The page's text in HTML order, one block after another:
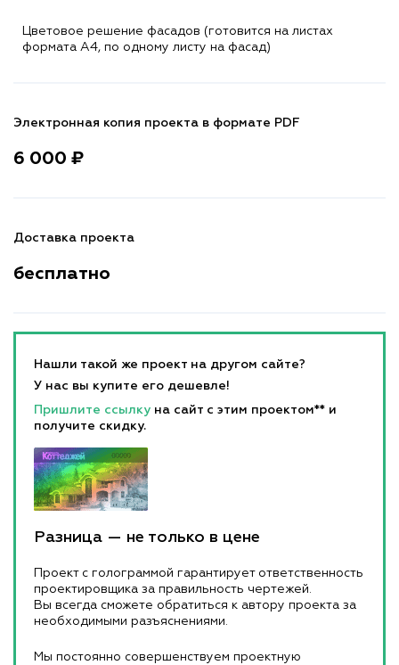
Цветовое решение фасадов (готовится на листах
формата A4, по одному листу на фасад)
Электронная копия проекта в формате PDF
6 000 ₽
Доставка проекта
бесплатно
Нашли такой же проект на другом сайте?
У нас вы купите его дешевле!
Пришлите ссылку на сайт с этим проектом** и
получите скидку.
Разница — не только в цене
Проект с голограммой гарантирует ответственность
проектировщика за правильность чертежей.
Вы всегда сможете обратиться к автору проекта за
необходимыми разъяснениями.
Мы постоянно совершенствуем проектную